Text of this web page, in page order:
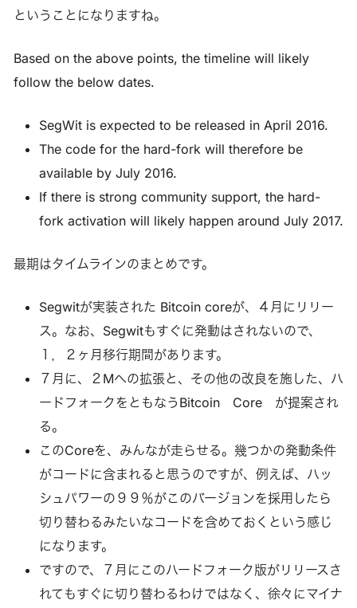
ということになりますね。
Based on the above points, the timeline will likely
follow the below dates.
SegWit is expected to be released in April 2016.
The code for the hard-fork will therefore be
available by July 2016.
If there is strong community support, the hard-
fork activation will likely happen around July 2017.
最期はタイムラインのまとめです。
Segwitが実装された Bitcoin coreが、４月にリリー
ス。なお、Segwitもすぐに発動はされないので、
１，２ヶ月移行期間があります。
７月に、２Mへの拡張と、その他の改良を施した、ハ
ードフォークをともなうBitcoin Core が提案され
る。
このCoreを、みんなが走らせる。幾つかの発動条件
がコードに含まれると思うのですが、例えば、ハッ
シュパワーの９９％がこのバージョンを採用したら
切り替わるみたいなコードを含めておくという感じ
になります。
ですので、７月にこのハードフォーク版がリリースさ
れてもすぐに切り替わるわけではなく、徐々にマイナ